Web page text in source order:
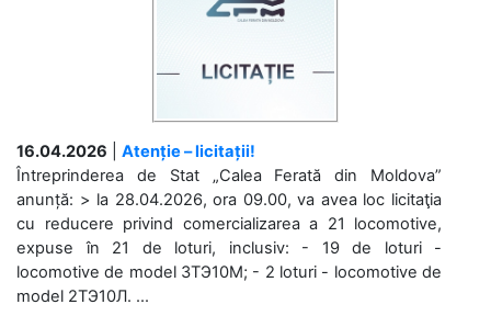
16.04.2026
Atenție – licitații!
Întreprinderea de Stat „Calea Ferată din Moldova”
anunță: > la 28.04.2026, ora 09.00, va avea loc licitaţia
cu reducere privind comercializarea a 21 locomotive,
expuse în 21 de loturi, inclusiv: - 19 de loturi -
locomotive de model 3ТЭ10М; - 2 loturi - locomotive de
model 2ТЭ10Л. ...